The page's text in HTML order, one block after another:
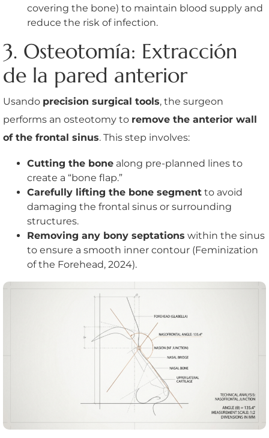
covering the bone) to maintain blood supply and
reduce the risk of infection.
3. Osteotomía: Extracción
de la pared anterior
Usando precision surgical tools, the surgeon
performs an osteotomy to remove the anterior wall
of the frontal sinus. This step involves:
Cutting the bone along pre-planned lines to
create a “bone flap.”
Carefully lifting the bone segment to avoid
damaging the frontal sinus or surrounding
structures.
Removing any bony septations within the sinus
to ensure a smooth inner contour (Feminization
of the Forehead, 2024).